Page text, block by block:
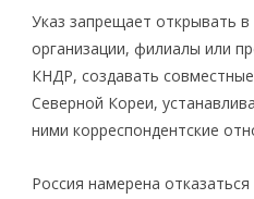
Указ запрещает открывать
организации, филиалы или
КНДР, создавать
Северной Кореи,
ними корреспондентские
Россия намерена